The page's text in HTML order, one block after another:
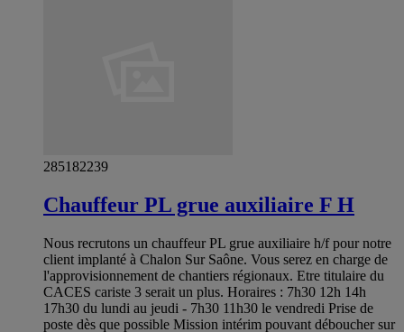
285182239
Chauffeur PL grue auxiliaire F H
Nous recrutons un chauffeur PL grue auxiliaire h/f pour notre
client implanté à Chalon Sur Saône. Vous serez en charge de
l'approvisionnement de chantiers régionaux. Etre titulaire du
CACES cariste 3 serait un plus. Horaires : 7h30 12h 14h
17h30 du lundi au jeudi - 7h30 11h30 le vendredi Prise de
poste dès que possible Mission intérim pouvant déboucher sur